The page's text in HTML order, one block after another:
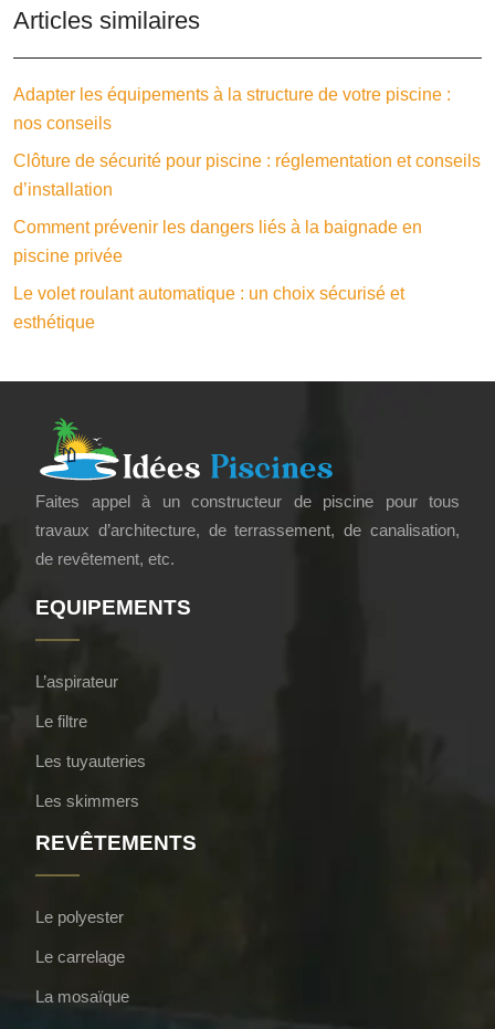
Articles similaires
Adapter les équipements à la structure de votre piscine :
nos conseils
Clôture de sécurité pour piscine : réglementation et conseils
d’installation
Comment prévenir les dangers liés à la baignade en
piscine privée
Le volet roulant automatique : un choix sécurisé et
esthétique
Faites appel à un constructeur de piscine pour tous
travaux d’architecture, de terrassement, de canalisation,
de revêtement, etc.
EQUIPEMENTS
L’aspirateur
Le filtre
Les tuyauteries
Les skimmers
REVÊTEMENTS
Le polyester
Le carrelage
La mosaïque